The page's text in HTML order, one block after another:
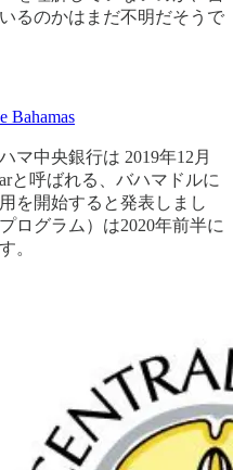
るのかはまだ不明だそうで
Bahamas
マ中央銀行は 2019年12月
と呼ばれる、バハマドルに
を開始すると発表しまし
ログラム）は2020年前半に
。